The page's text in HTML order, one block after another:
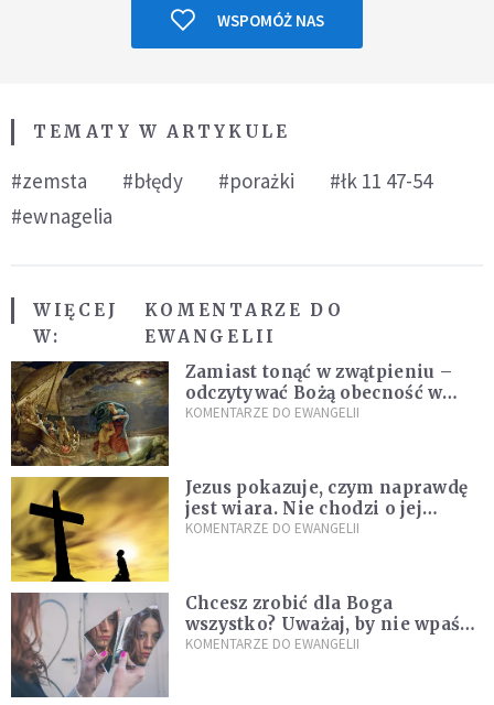
WSPOMÓŻ NAS
TEMATY W ARTYKULE
#zemsta #błędy #porażki
#łk 11 47-54
#ewnagelia
WIĘCEJ
W:
KOMENTARZE DO
EWANGELII
Zamiast tonąć w zwątpieniu –
odczytywać Bożą obecność w
burzach codziennego życia
KOMENTARZE DO EWANGELII
Jezus pokazuje, czym naprawdę
jest wiara. Nie chodzi o jej
wielkość
KOMENTARZE DO EWANGELII
Chcesz zrobić dla Boga
wszystko? Uważaj, by nie wpaść
w groźną pułapkę
KOMENTARZE DO EWANGELII